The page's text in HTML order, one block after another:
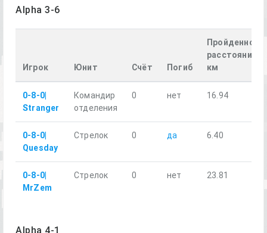
Alpha 3-6
Игрок Юнит Счёт Погиб
Пройденное
расстояние,
км
0-8-0|
Stranger
Командир
отделения
0 нет 16.94
0-8-0|
Quesday
Стрелок 0 да 6.40
0-8-0|
MrZem
Стрелок 0 нет 23.81
Alpha 4-1